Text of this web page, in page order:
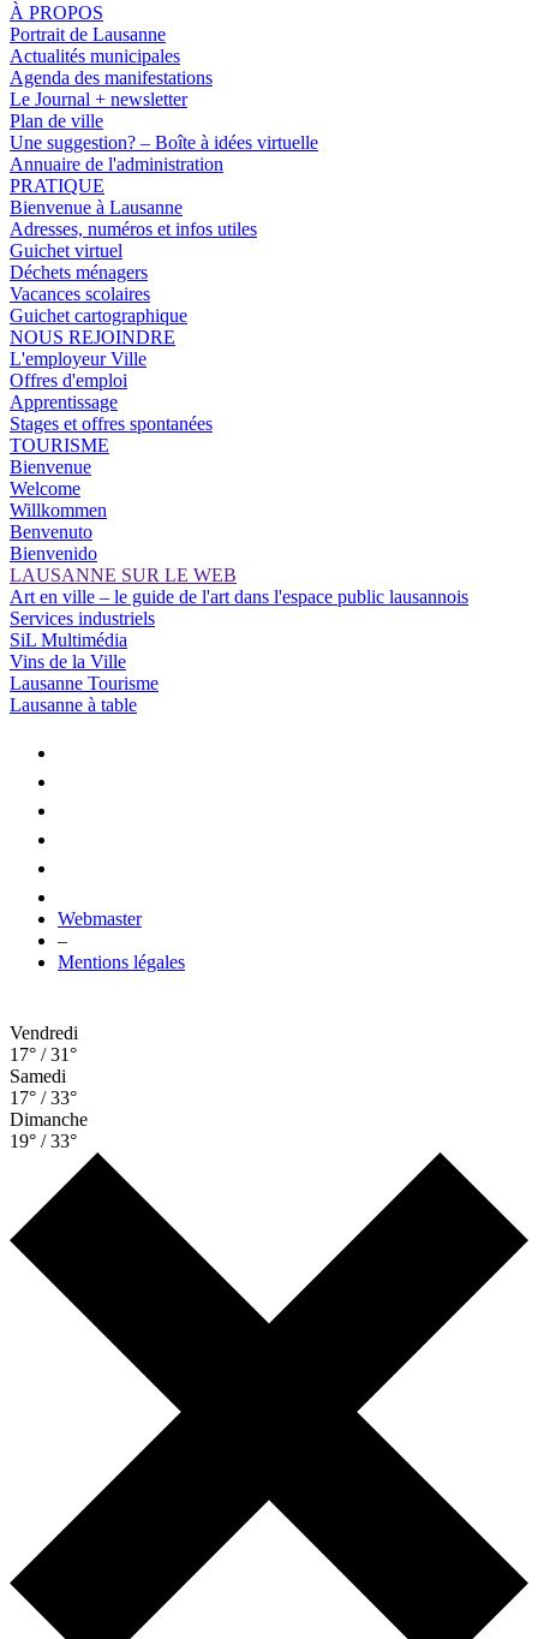
À PROPOS
Portrait de Lausanne
Actualités municipales
Agenda des manifestations
Le Journal + newsletter
Plan de ville
Une suggestion? – Boîte à idées virtuelle
Annuaire de l'administration
PRATIQUE
Bienvenue à Lausanne
Adresses, numéros et infos utiles
Guichet virtuel
Déchets ménagers
Vacances scolaires
Guichet cartographique
NOUS REJOINDRE
L'employeur Ville
Offres d'emploi
Apprentissage
Stages et offres spontanées
TOURISME
Bienvenue
Welcome
Willkommen
Benvenuto
Bienvenido
LAUSANNE SUR LE WEB
Art en ville – le guide de l'art dans l'espace public lausannois
Services industriels
SiL Multimédia
Vins de la Ville
Lausanne Tourisme
Lausanne à table
Webmaster
–
Mentions légales
Vendredi
17° / 31°
Samedi
17° / 33°
Dimanche
19° / 33°